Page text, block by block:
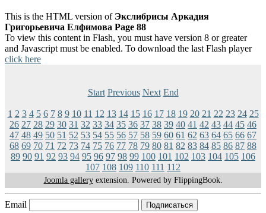
This is the HTML version of Экслибрисы Аркадия
Григорьевича Елфимова Page 88
To view this content in Flash, you must have version 8 or greater
and Javascript must be enabled. To download the last Flash player
click here
Start Previous Next End
1 2 3 4 5 6 7 8 9 10 11 12 13 14 15 16 17 18 19 20 21 22 23 24 25
26 27 28 29 30 31 32 33 34 35 36 37 38 39 40 41 42 43 44 45 46
47 48 49 50 51 52 53 54 55 56 57 58 59 60 61 62 63 64 65 66 67
68 69 70 71 72 73 74 75 76 77 78 79 80 81 82 83 84 85 86 87 88
89 90 91 92 93 94 95 96 97 98 99 100 101 102 103 104 105 106
107 108 109 110 111 112
Joomla galleryextension. Powered by FlippingBook.
Email Подписаться